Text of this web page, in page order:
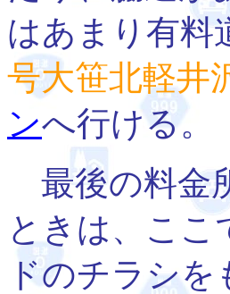
はあまり有料
号大笹北軽井
ンへ行ける。
最後の料金
ときは、こ
ドのチラシ